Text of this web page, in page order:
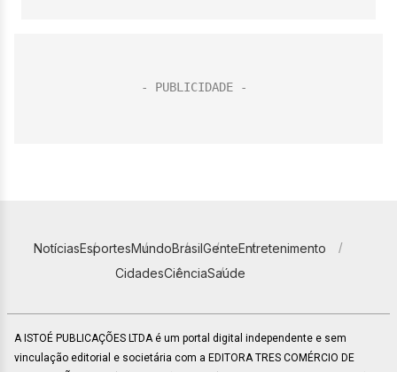
NotíciasEsportesMundoBrasilGenteEntretenimento
CidadesCiênciaSaúde
A ISTOÉ PUBLICAÇÕES LTDA é um portal digital independente e sem
vinculação editorial e societária com a EDITORA TRES COMÉRCIO DE